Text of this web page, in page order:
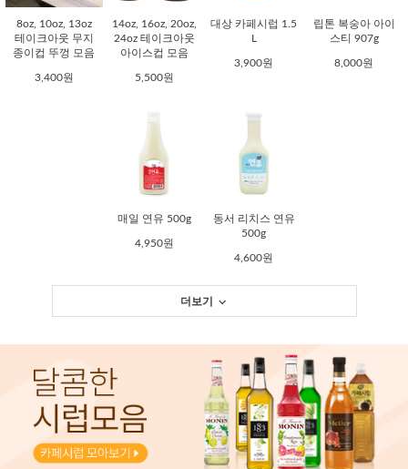
8oz, 10oz, 13oz
테이크아웃 무지
종이컵 뚜껑 모음
3,400원
14oz, 16oz, 20oz,
24oz 테이크아웃
아이스컵 모음
5,500원
대상 카페시럽 1.5
L
3,900원
립톤 복숭아 아이
스티 907g
8,000원
매일 연유 500g
4,950원
동서 리치스 연유
500g
4,600원
더보기